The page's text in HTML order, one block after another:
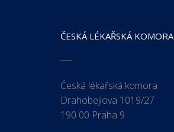
ČESKÁ LÉKAŘSKÁ KOMORA
Česká lékařská komora
Drahobejlova 1019/27
190 00 Praha 9